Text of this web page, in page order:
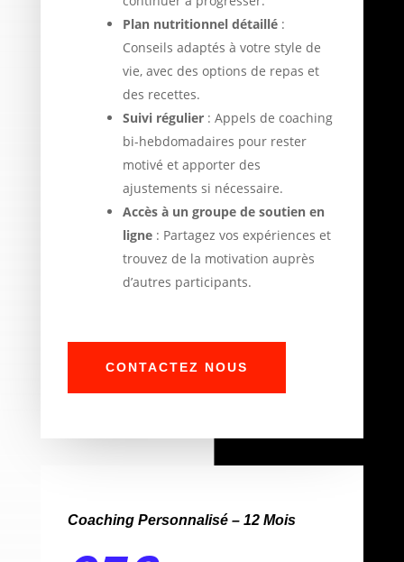
Plan nutritionnel détaillé:
Conseils adaptés à votre style de
vie, avec des options de repas et
des recettes.
Suivi régulier: Appels de coaching
bi-hebdomadaires pour rester
motivé et apporter des
ajustements si nécessaire.
Accès à un groupe de soutien en
ligne: Partagez vos expériences et
trouvez de la motivation auprès
d’autres participants.
CONTACTEZ NOUS
Coaching Personnalisé – 12 Mois